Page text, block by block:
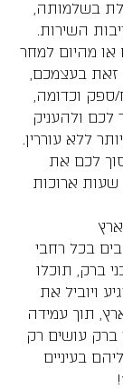
בשלמותה,
השירות.
או מהיום למחר
זאת בעצמכם,
ספק וכדומה,
לעזור לכם ולהעניק
ללא עוררין.
לכם את
ארוכות
בכל רחבי
ברק, תוכלו
ויוביל את
תוך עמידה
ברק עושים רק
בעיניים